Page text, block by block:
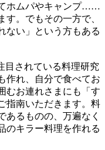
ホムパやキャンプ……
す。でもその一方で、
ない」という方もある
目されている料理研究
作れ、自分で食べてお
むお連れさまにも「す
指南いただきます。料
あるものの、万遍なく
のキラー料理を作れる